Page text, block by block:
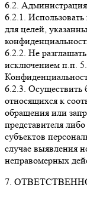
6.2. Администрация
6.2.1.
для целей,
6.2.2. Не
исключением п.п.
6.2.3. Осуществить
относящихся к
обращения или
представителя
субъектов
случае выявления
неправомерных
7.